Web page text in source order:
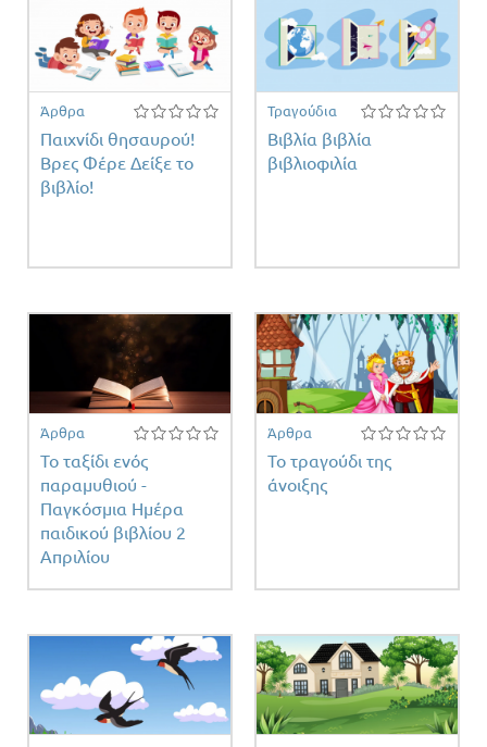
Άρθρα
Παιχνίδι θησαυρού!
Βρες Φέρε Δείξε το
βιβλίο!
Τραγούδια
Βιβλία βιβλία
βιβλιοφιλία
Άρθρα
Το ταξίδι ενός
παραμυθιού -
Παγκόσμια Ημέρα
παιδικού βιβλίου 2
Απριλίου
Άρθρα
Το τραγούδι της
άνοιξης